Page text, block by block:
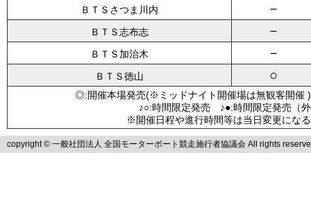
ＢＴＳさつま川内 －
ＢＴＳ志布志 －
ＢＴＳ加治木 －
ＢＴＳ徳山 ○
◎:開催本場発売(※ミッドナイト開催場は無観客
♪○:時間限定発売 ♪●:時間限定発売
※開催日程や進行時間等は当日変更にな
copyright © 一般社団法人 全国モーターボート競走施行者協議会 All rights